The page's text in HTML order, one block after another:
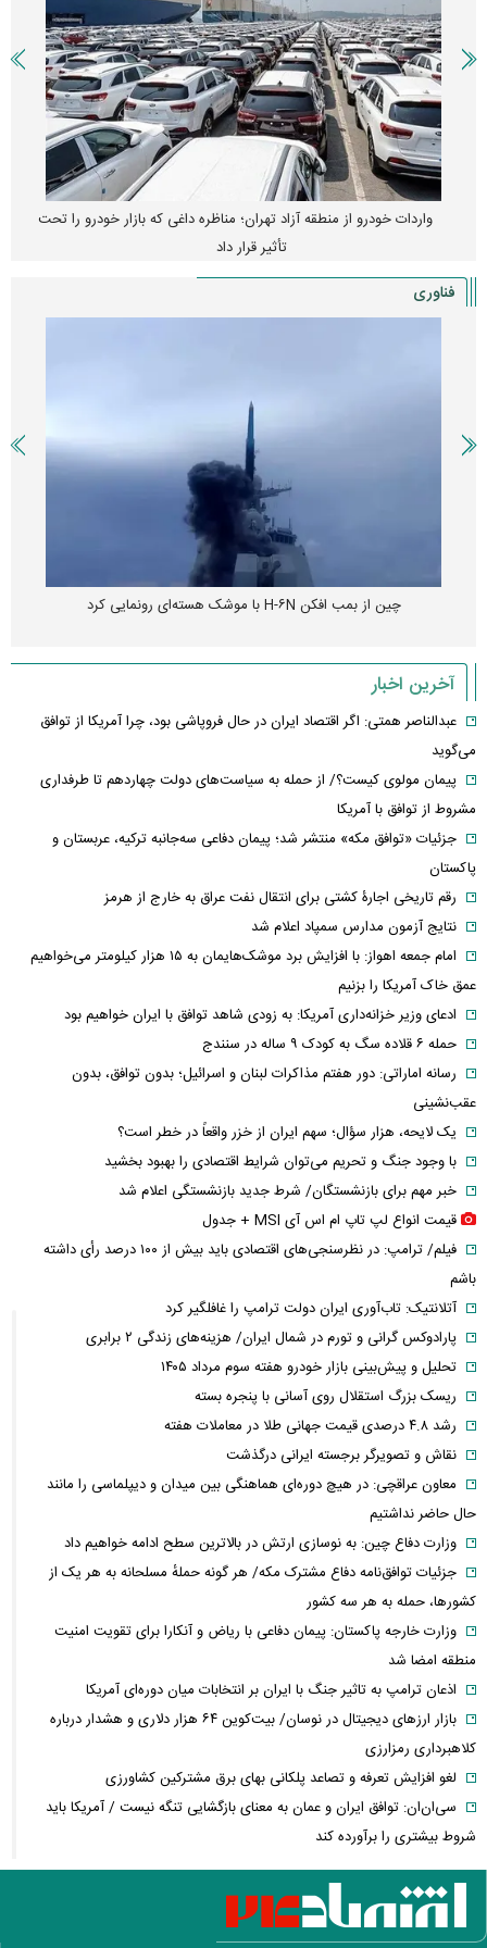
واردات خودرو از منطقه آزاد تهران؛ مناظره داغی که بازار خودرو را تحت
تأثیر قرار داد
فناوری
چین از بمب افکن H-۶N با موشک هسته‌ای رونمایی کرد
آخرین اخبار
عبدالناصر همتی: اگر اقتصاد ایران در حال فروپاشی بود، چرا آمریکا از توافق
می‌گوید
پیمان مولوی کیست؟/ از حمله به سیاست‌های دولت چهاردهم تا طرفداری
مشروط از توافق با آمریکا
جزئیات «توافق مکه» منتشر شد؛ پیمان دفاعی سه‌جانبه ترکیه، عربستان و
پاکستان
رقم تاریخی اجارۀ کشتی برای انتقال نفت عراق به خارج از هرمز
نتایج آزمون مدارس سمپاد اعلام شد
امام‌ جمعه اهواز: با افزایش برد موشک‌هایمان به ۱۵ هزار کیلومتر می‌خواهیم
عمق خاک آمریکا را بزنیم
ادعای وزیر خزانه‌داری آمریکا: به زودی شاهد توافق با ایران خواهیم بود
حمله ۶ قلاده سگ به کودک ۹ ساله در سنندج
رسانه اماراتی: دور هفتم مذاکرات لبنان و اسرائیل؛ بدون توافق، بدون
عقب‌نشینی
یک لایحه، هزار سؤال؛ سهم ایران از خزر واقعاً در خطر است؟
با وجود جنگ و تحریم می‌توان شرایط اقتصادی را بهبود بخشید
خبر مهم برای بازنشستگان/ شرط جدید بازنشستگی اعلام شد
قیمت انواع لپ تاپ ام اس آی MSI + جدول
فیلم/ ترامپ: در نظرسنجی‌های اقتصادی باید بیش از ۱۰۰ درصد رأی داشته
باشم
آتلانتیک: تاب‌آوری ایران دولت ترامپ را غافلگیر کرد
پارادوکس گرانی و تورم در شمال ایران/ هزینه‌های زندگی ۲ برابری
تحلیل و پیش‌بینی بازار خودرو هفته سوم مرداد ۱۴۰۵
ریسک بزرگ استقلال روی آسانی با پنجره بسته
رشد ۴.۸ درصدی قیمت جهانی طلا در معاملات هفته
نقاش و تصویرگر برجسته ایرانی درگذشت
معاون عراقچی: در هیچ دوره‌ای هماهنگی بین میدان و دیپلماسی را مانند
حال حاضر نداشتیم
وزارت دفاع چین: به نوسازی ارتش در بالاترین سطح ادامه خواهیم داد
جزئیات توافق‌نامه دفاع مشترک مکه/ هر گونه حملهٔ مسلحانه به هر یک از
کشورها، حمله به هر سه کشور
وزارت خارجه پاکستان: پیمان دفاعی با ریاض و آنکارا برای تقویت امنیت
منطقه امضا شد
اذعان ترامپ به تاثیر جنگ با ایران بر انتخابات میان دوره‌ای آمریکا
بازار ارزهای دیجیتال در نوسان/ بیت‌کوین ۶۴ هزار دلاری و هشدار درباره
کلاهبرداری رمزارزی
لغو افزایش تعرفه و تصاعد پلکانی بهای برق مشترکین کشاورزی
سی‌ان‌ان: توافق ایران و عمان به معنای بازگشایی تنگه نیست / آمریکا باید
شروط بیشتری را برآورده کند
فعال‌سازی کیف پول ایران با یک کد دستوری/ انتقال وجه با شماره تلفن
همراه
فیلم/ سردار کوثری: جلسه بیت رهبری با اصرار شمخانی/ ماجرای غیبت سردار